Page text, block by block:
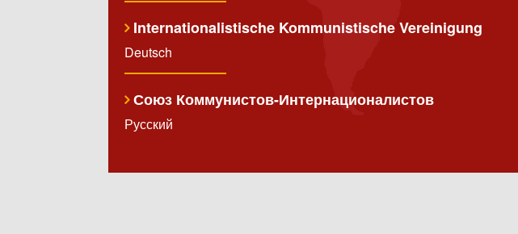
Internationalistische Kommunistische Vereinigung
Deutsch
Союз Коммунистов-Интернационалистов
Русский